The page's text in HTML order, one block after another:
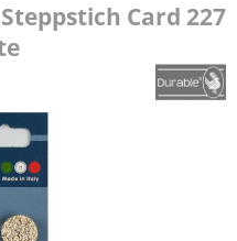
Card 227